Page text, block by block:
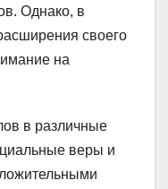
Однако, в
своего
на
в различные
веры и